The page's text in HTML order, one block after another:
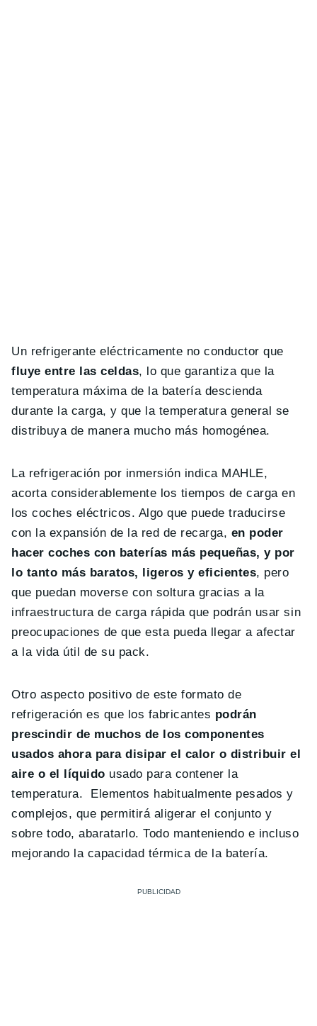
Un refrigerante eléctricamente no conductor que
fluye entre las celdas, lo que garantiza que la
temperatura máxima de la batería descienda
durante la carga, y que la temperatura general se
distribuya de manera mucho más homogénea.
La refrigeración por inmersión indica MAHLE,
acorta considerablemente los tiempos de carga en
los coches eléctricos. Algo que puede traducirse
con la expansión de la red de recarga, en poder
hacer coches con baterías más pequeñas, y por
lo tanto más baratos, ligeros y eficientes, pero
que puedan moverse con soltura gracias a la
infraestructura de carga rápida que podrán usar sin
preocupaciones de que esta pueda llegar a afectar
a la vida útil de su pack.
Otro aspecto positivo de este formato de
refrigeración es que los fabricantes podrán
prescindir de muchos de los componentes
usados ahora para disipar el calor o distribuir el
aire o el líquido usado para contener la
temperatura. Elementos habitualmente pesados y
complejos, que permitirá aligerar el conjunto y
sobre todo, abaratarlo. Todo manteniendo e incluso
mejorando la capacidad térmica de la batería.